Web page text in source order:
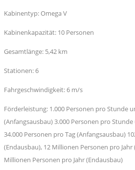
Kabinentyp: Omega V
Kabinenkapazität: 10 Personen
Gesamtlänge: 5,42 km
Stationen: 6
Fahrgeschwindigkeit: 6 m/s
Förderleistung: 1.000 Personen pro Stunde
(Anfangsausbau) 3.000 Personen pro
34.000 Personen pro Tag (Anfangsausbau)
(Endausbau), 12 Millionen Personen pro Jahr
Millionen Personen pro Jahr (Endausbau)